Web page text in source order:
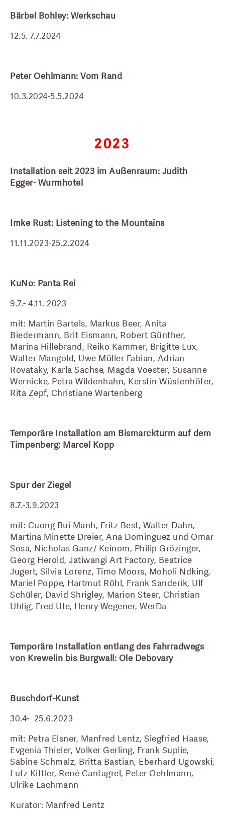
Bärbel Bohley: Werkschau
12.5.-7.7.2024
Peter Oehlmann: Vom Rand
10.3.2024-5.5.2024
2023
Installation seit 2023 im Außenraum: Judith
Egger- Wurmhotel
Imke Rust: Listening to the Mountains
11.11.2023-25.2.2024
KuNo: Panta Rei
9.7.- 4.11. 2023
mit: Martin Bartels, Markus Beer, Anita
Biedermann, Brit Eismann, Robert Günther,
Marina Hillebrand, Reiko Kammer, Brigitte Lux,
Walter Mangold, Uwe Müller Fabian, Adrian
Rovataky, Karla Sachse, Magda Voester, Susanne
Wernicke, Petra Wildenhahn, Kerstin Wüstenhöfer,
Rita Zepf, Christiane Wartenberg
Temporäre Installation am Bismarckturm auf dem
Timpenberg: Marcel Kopp
Spur der Ziegel
8.7.-3.9.2023
mit: Cuong Bui Manh, Fritz Best, Walter Dahn,
Martina Minette Dreier, Ana Dominguez und Omar
Sosa, Nicholas Ganz/ Keinom, Philip Grözinger,
Georg Herold, Jatiwangi Art Factory, Beatrice
Jugert, Silvia Lorenz, Timo Moors, Moholi Ndking,
Mariel Poppe, Hartmut Röhl, Frank Sanderik, Ulf
Schüler, David Shrigley, Marion Steer, Christian
Uhlig, Fred Ute, Henry Wegener, WerDa
Temporäre Installation entlang des Fahrradwegs
von Krewelin bis Burgwall: Ole Debovary
Buschdorf-Kunst
30.4-  25.6.2023
mit: Petra Elsner, Manfred Lentz, Siegfried Haase,
Evgenia Thieler, Volker Gerling, Frank Suplie,
Sabine Schmalz, Britta Bastian, Eberhard Ugowski,
Lutz Kittler, Renè Cantagrel, Peter Oehlmann,
Ulrike Lachmann
Kurator: Manfred Lentz